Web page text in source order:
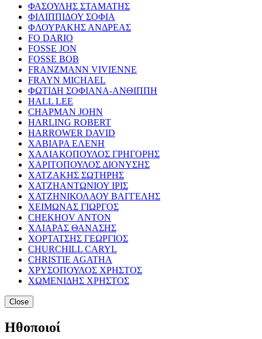
ΦΑΣΟΥΛΗΣ ΣΤΑΜΑΤΗΣ
ΦΙΛΙΠΠΙΔΟΥ ΣΟΦΙΑ
ΦΛΟΥΡΑΚΗΣ ΑΝΔΡΕΑΣ
FO DARIO
FOSSE JON
FOSSE BOB
FRANZMANN VIVIENNE
FRAYN MICHAEL
ΦΩΤΙΔΗ ΣΟΦΙΑΝΑ-ΑΝΘΙΠΠΗ
HALL LEE
CHAPMAN JOHN
HARLING ROBERT
HARROWER DAVID
ΧΑΒΙΑΡΑ ΕΛΕΝΗ
ΧΑΛΙΑΚΟΠΟΥΛΟΣ ΓΡΗΓΟΡΗΣ
ΧΑΡΙΤΟΠΟΥΛΟΣ ΔΙΟΝΥΣΗΣ
ΧΑΤΖΑΚΗΣ ΣΩΤΗΡΗΣ
ΧΑΤΖΗΑΝΤΩΝΙΟΥ ΙΡΙΣ
ΧΑΤΖΗΝΙΚΟΛΑΟΥ ΒΑΓΓΕΛΗΣ
ΧΕΙΜΩΝΑΣ ΓΙΩΡΓΟΣ
CHEKHOV ANTON
ΧΛΙΑΡΑΣ ΘΑΝΑΣΗΣ
ΧΟΡΤΑΤΣΗΣ ΓΕΩΡΓΙΟΣ
CHURCHILL CARYL
CHRISTIE AGATHA
ΧΡΥΣΟΠΟΥΛΟΣ ΧΡΗΣΤΟΣ
ΧΩΜΕΝΙΔΗΣ ΧΡΗΣΤΟΣ
Close
Ηθοποιοί